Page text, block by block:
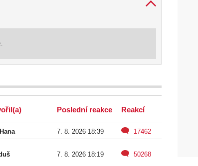
Poslední reakce Reakcí
7. 8. 2026 18:39 17462
7. 8. 2026 18:19 50268